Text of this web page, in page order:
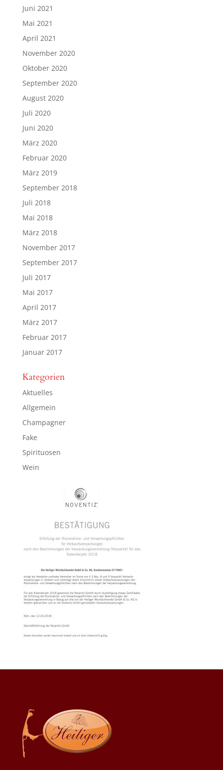
Juni 2021
Mai 2021
April 2021
November 2020
Oktober 2020
September 2020
August 2020
Juli 2020
Juni 2020
März 2020
Februar 2020
März 2019
September 2018
Juli 2018
Mai 2018
März 2018
November 2017
September 2017
Juli 2017
Mai 2017
April 2017
März 2017
Februar 2017
Januar 2017
Kategorien
Aktuelles
Allgemein
Champagner
Fake
Spirituosen
Wein